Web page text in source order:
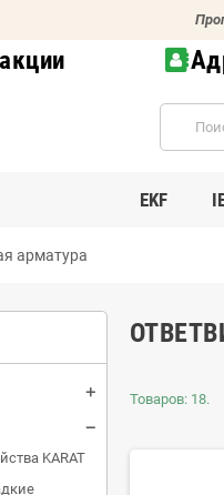
EKF
арматура
KARAT
Товаров: 18.